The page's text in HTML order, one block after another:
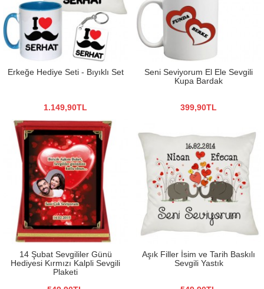
Erkeğe Hediye Seti - Bıyıklı Set
1.149,90TL
Seni Seviyorum El Ele Sevgili
Kupa Bardak
399,90TL
14 Şubat Sevgililer Günü
Hediyesi Kırmızı Kalpli Sevgili
Plaketi
Aşık Filler İsim ve Tarih Baskılı
Sevgili Yastık